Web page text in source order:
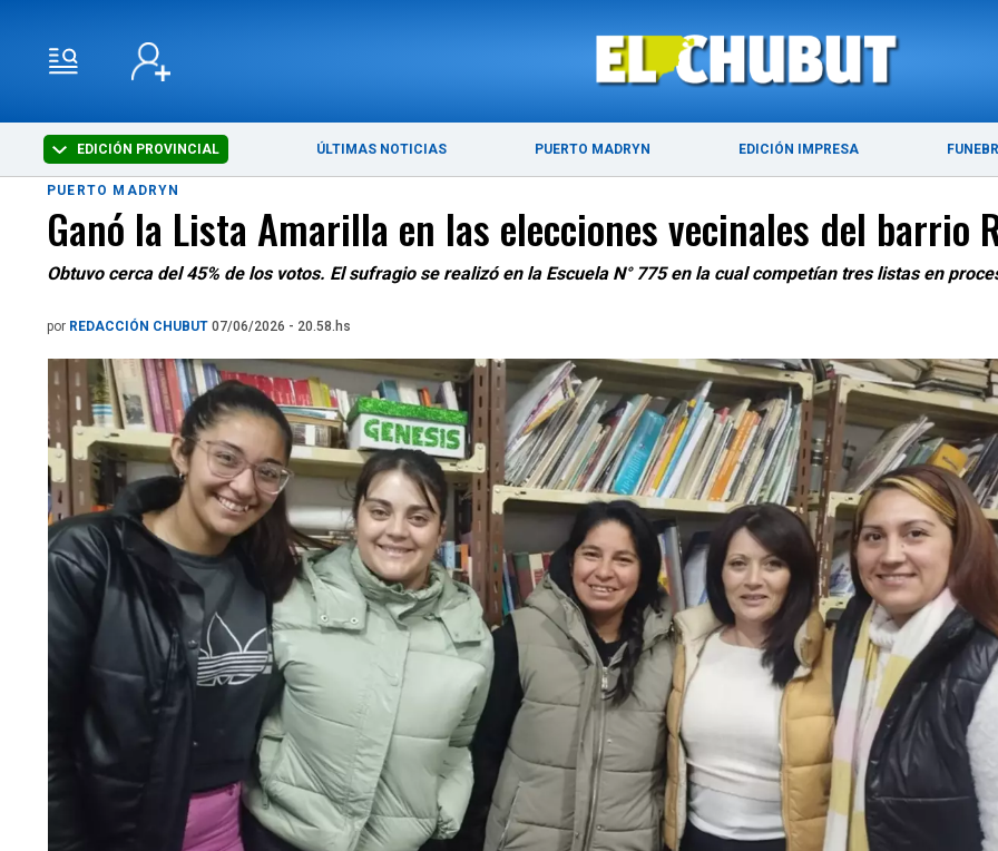
EDICIÓN PROVINCIAL ÚLTIMAS NOTICIAS PUERTO MADRYN EDICIÓN IMPRESA
ÚLTIMAS NOTICIAS PUERTO MADRYN
PUERTO MADRYN
Ganó la Lista Amarilla en las elecciones vecinales del barrio
Obtuvo cerca del 45% de los votos. El sufragio se realizó en la Escuela N° 775 en la cual competían tres listas en
por REDACCIÓN CHUBUT 07/06/2026 - 20.58.hs